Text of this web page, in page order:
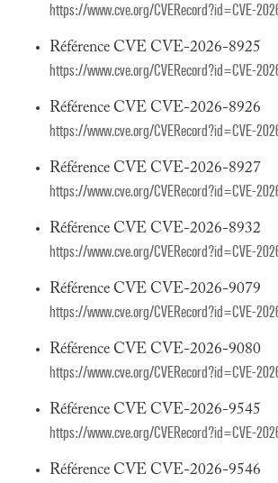
https://www.cve.org/CVERecord?id=CVE-
Référence CVE CVE-2026-8925
https://www.cve.org/CVERecord?id=CVE-
Référence CVE CVE-2026-8926
https://www.cve.org/CVERecord?id=CVE-
Référence CVE CVE-2026-8927
https://www.cve.org/CVERecord?id=CVE-
Référence CVE CVE-2026-8932
https://www.cve.org/CVERecord?id=CVE-
Référence CVE CVE-2026-9079
https://www.cve.org/CVERecord?id=CVE-
Référence CVE CVE-2026-9080
https://www.cve.org/CVERecord?id=CVE-
Référence CVE CVE-2026-9545
https://www.cve.org/CVERecord?id=CVE-
Référence CVE CVE-2026-9546